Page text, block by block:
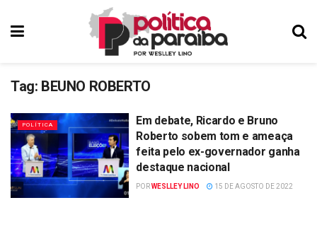
Tag: BEUNO ROBERTO
POLÍTICA
Em debate, Ricardo e Bruno
Roberto sobem tom e ameaça
feita pelo ex-governador ganha
destaque nacional
PORWESLLEY LINO 15 DE AGOSTO DE 2022